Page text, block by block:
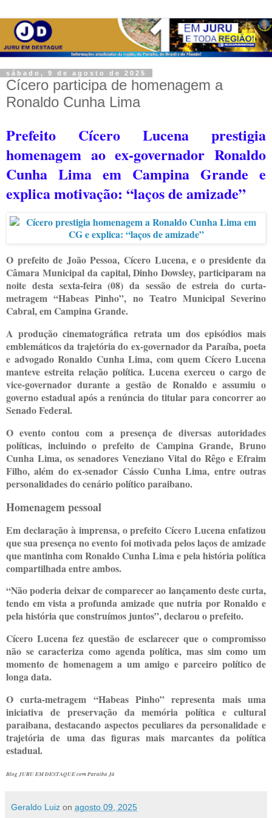
sábado, 9 de agosto de 2025
Cícero participa de homenagem a
Ronaldo Cunha Lima
Prefeito Cícero Lucena prestigia
homenagem ao ex-governador Ronaldo
Cunha Lima em Campina Grande e
explica motivação: “laços de amizade”
O prefeito de João Pessoa, Cícero Lucena, e o presidente da
Câmara Municipal da capital, Dinho Dowsley, participaram na
noite desta sexta-feira (08) da sessão de estreia do curta-
metragem “Habeas Pinho”, no Teatro Municipal Severino
Cabral, em Campina Grande.
A produção cinematográfica retrata um dos episódios mais
emblemáticos da trajetória do ex-governador da Paraíba, poeta
e advogado Ronaldo Cunha Lima, com quem Cícero Lucena
manteve estreita relação política. Lucena exerceu o cargo de
vice-governador durante a gestão de Ronaldo e assumiu o
governo estadual após a renúncia do titular para concorrer ao
Senado Federal.
O evento contou com a presença de diversas autoridades
políticas, incluindo o prefeito de Campina Grande, Bruno
Cunha Lima, os senadores Veneziano Vital do Rêgo e Efraim
Filho, além do ex-senador Cássio Cunha Lima, entre outras
personalidades do cenário político paraibano.
Homenagem pessoal
Em declaração à imprensa, o prefeito Cícero Lucena enfatizou
que sua presença no evento foi motivada pelos laços de amizade
que mantinha com Ronaldo Cunha Lima e pela história política
compartilhada entre ambos.
“Não poderia deixar de comparecer ao lançamento deste curta,
tendo em vista a profunda amizade que nutria por Ronaldo e
pela história que construímos juntos”, declarou o prefeito.
Cícero Lucena fez questão de esclarecer que o compromisso
não se caracteriza como agenda política, mas sim como um
momento de homenagem a um amigo e parceiro político de
longa data.
O curta-metragem “Habeas Pinho” representa mais uma
iniciativa de preservação da memória política e cultural
paraibana, destacando aspectos peculiares da personalidade e
trajetória de uma das figuras mais marcantes da política
estadual.
Blog JURU EM DESTAQUE com Paraíba Já
Geraldo Luiz on agosto 09, 2025